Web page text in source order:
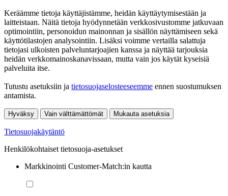
Keräämme tietoja käyttäjistämme, heidän käyttäytymisestään ja
laitteistaan. Näitä tietoja hyödynnetään verkkosivustomme jatkuvaan
optimointiin, personoidun mainonnan ja sisällön näyttämiseen sekä
käyttötilastojen analysointiin. Lisäksi voimme vertailla salattuja
tietojasi ulkoisten palveluntarjoajien kanssa ja näyttää tarjouksia
heidän verkkomainoskanavissaan, mutta vain jos käytät kyseisiä
palveluita itse.
Tutustu asetuksiin ja tietosuojaselosteeseemme ennen suostumuksen
antamista.
Hyväksy Vain välttämättömät Mukauta asetuksia
Tietosuojakäytäntö
Henkilökohtaiset tietosuoja-asetukset
Markkinointi Customer-Match:in kautta